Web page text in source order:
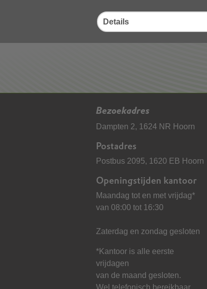
Details
Bezoekadres
Dampten 2, 1624 NR Hoorn
Postadres
Postbus 2095, 1620 EB Hoorn
Openingstijden kantoor
Maandag tot en met vrijdag*
van 08:00 tot 16:30
Zaterdag en zondag gesloten
*Kantoor is alle eerste
vrijdagen
van de maand gesloten.